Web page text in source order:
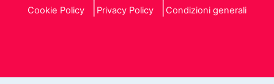
Cookie Policy Privacy Policy Condizioni generali